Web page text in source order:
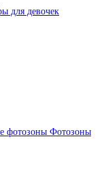
для девочек
фотозоны Фотозоны